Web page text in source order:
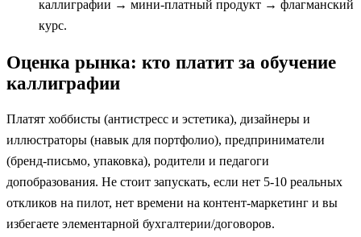
каллиграфии → мини‑платный продукт → флагманский
курс.
Оценка рынка: кто платит за обучение
каллиграфии
Платят хоббисты (антистресс и эстетика), дизайнеры и
иллюстраторы (навык для портфолио), предприниматели
(бренд‑письмо, упаковка), родители и педагоги
допобразования. Не стоит запускать, если нет 5-10 реальных
откликов на пилот, нет времени на контент‑маркетинг и вы
избегаете элементарной бухгалтерии/договоров.